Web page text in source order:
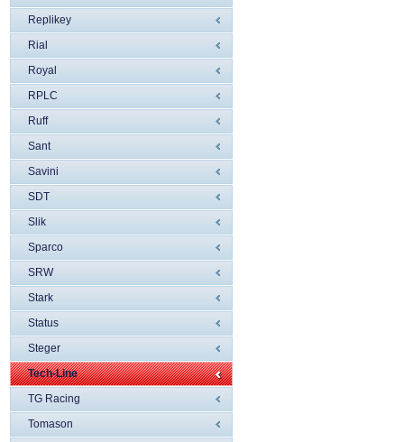
Replikey
Rial
Royal
RPLC
Ruff
Sant
Savini
SDT
Slik
Sparco
SRW
Stark
Status
Steger
Tech-Line
TG Racing
Tomason